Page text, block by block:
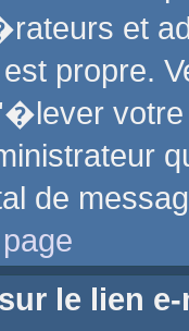
et
propre.
de
le lien